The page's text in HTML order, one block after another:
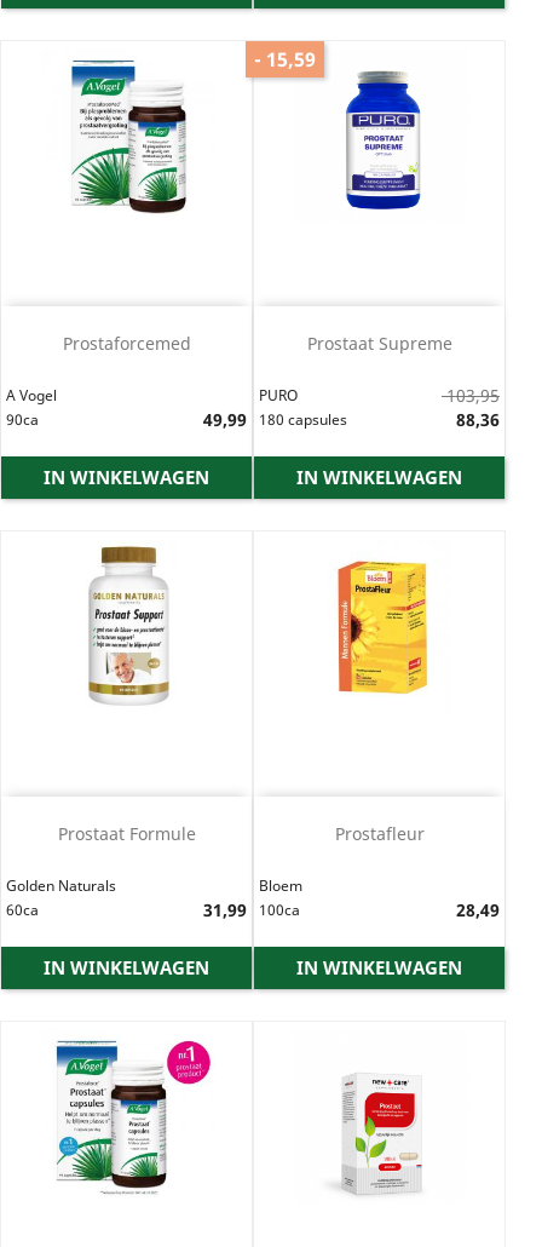
Prostaforcemed
A Vogel
90ca
49,99
IN WINKELWAGEN
- 15,59
Prostaat Supreme
PURO
180 capsules
Normale
103,95
88,36
IN WINKELWAGEN
Prostaat Formule
Golden Naturals
60ca
31,99
IN WINKELWAGEN
Prostafleur
Bloem
100ca
28,49
IN WINKELWAGEN